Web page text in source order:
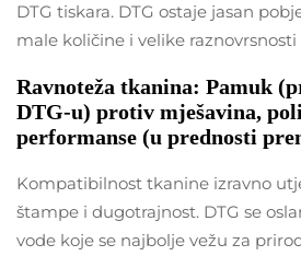
DTG tiskara. DTG ostaje jasan
male količine i velike raznovrsnosti
Ravnoteža tkanina: Pamuk
DTG-u) protiv mješavina,
performanse (u prednosti
Kompatibilnost tkanine izravno
štampe i dugotrajnost. DTG se
vode koje se najbolje vežu za